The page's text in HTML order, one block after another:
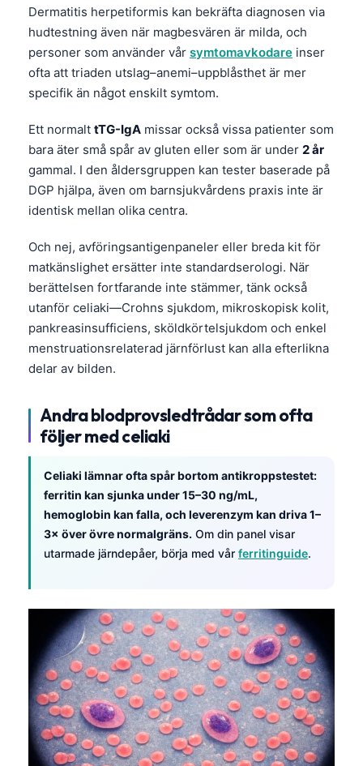
Dermatitis herpetiformis kan bekräfta diagnosen via
hudtestning även när magbesvären är milda, och
personer som använder vår symtomavkodare inser
ofta att triaden utslag–anemi–uppblåsthet är mer
specifik än något enskilt symtom.
Ett normalt tTG-IgA missar också vissa patienter som
bara äter små spår av gluten eller som är under 2 år
gammal. I den åldersgruppen kan tester baserade på
DGP hjälpa, även om barnsjukvårdens praxis inte är
identisk mellan olika centra.
Och nej, avföringsantigenpaneler eller breda kit för
matkänslighet ersätter inte standardserologi. När
berättelsen fortfarande inte stämmer, tänk också
utanför celiaki—Crohns sjukdom, mikroskopisk kolit,
pankreasinsufficiens, sköldkörtelsjukdom och enkel
menstruationsrelaterad järnförlust kan alla efterlikna
delar av bilden.
Andra blodprovsledtrådar som ofta
följer med celiaki
Celiaki lämnar ofta spår bortom antikroppstestet:
ferritin kan sjunka under 15–30 ng/mL,
hemoglobin kan falla, och leverenzym kan driva 1–
3× över övre normalgräns. Om din panel visar
utarmade järndepåer, börja med vår ferritinguide.
Latviešu valoda
Македонски јазик
Euskara
Gàidhlig
Occitan
العربية المغربية
Монгол
ພາສາລາວ
Basa Jawa
Cebuano
Кыргызча
Беларуская мова
Esperanto
Frysk
Ślōnskŏ gŏdka
Norsk bokmål